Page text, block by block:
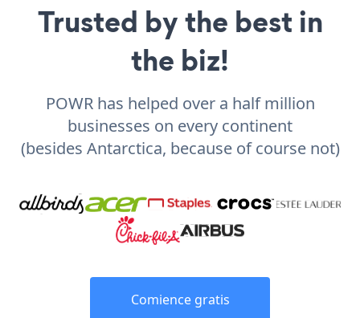
Trusted by the best in
the biz!
POWR has helped over a half million
businesses on every continent
(besides Antarctica, because of course not)
Comience gratis